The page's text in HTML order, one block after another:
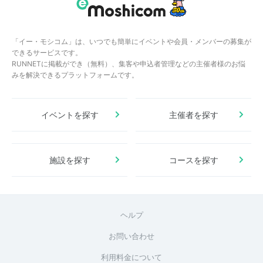
「イー・モシコム」は、いつでも簡単にイベントや会員・メンバーの募集が
できるサービスです。
RUNNETに掲載ができ（無料）、集客や申込者管理などの主催者様のお悩
みを解決できるプラットフォームです。
イベントを探す 主催者を探す
施設を探す コースを探す
ヘルプ
お問い合わせ
利用料金について